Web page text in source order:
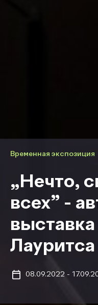
Временная экспозиция
„Нечто,
всех” -
Лауритса
08.09.2022 -